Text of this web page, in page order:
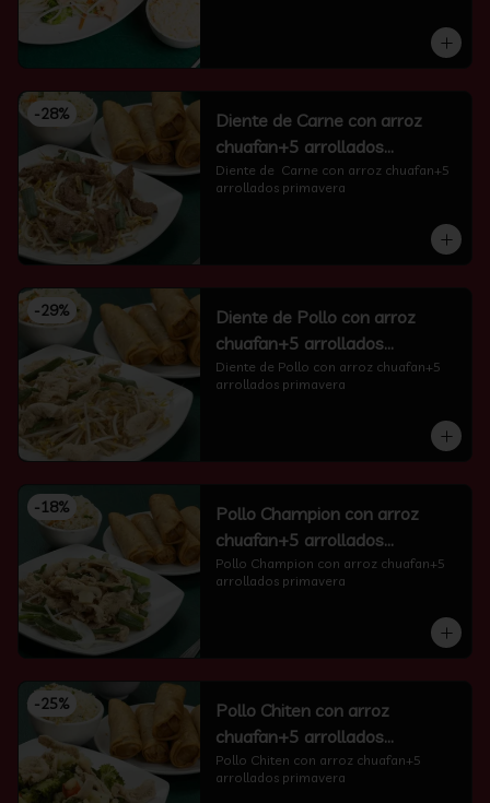
-28%
Diente de Carne con arroz
chuafan+5 arrollados
primavera
Diente de  Carne con arroz chuafan+5
arrollados primavera
-29%
Diente de Pollo con arroz
chuafan+5 arrollados
primavera
Diente de Pollo con arroz chuafan+5
arrollados primavera
-18%
Pollo Champion con arroz
chuafan+5 arrollados
primavera
Pollo Champion con arroz chuafan+5
arrollados primavera
-25%
Pollo Chiten con arroz
chuafan+5 arrollados
primavera
Pollo Chiten con arroz chuafan+5
arrollados primavera